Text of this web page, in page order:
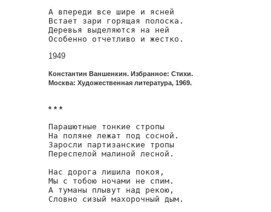
А впереди все шире и ясней
Встает зари горящая полоска.
Деревья выделяются на ней
Особенно отчетливо и жестко.
1949
Константин Ваншенкин. Избранное: Стихи.
Москва: Художественная литература, 1969.
* * *
Парашютные тонкие стропы
На поляне лежат под сосной.
Заросли партизанские тропы
Переспелой малиной лесной.
Нас дорога лишила покоя,
Мы с тобою ночами не спим.
А туманы плывут над рекою,
Словно сизый махорочный дым.